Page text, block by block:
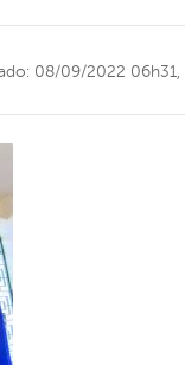
08/09/2022 06h31,